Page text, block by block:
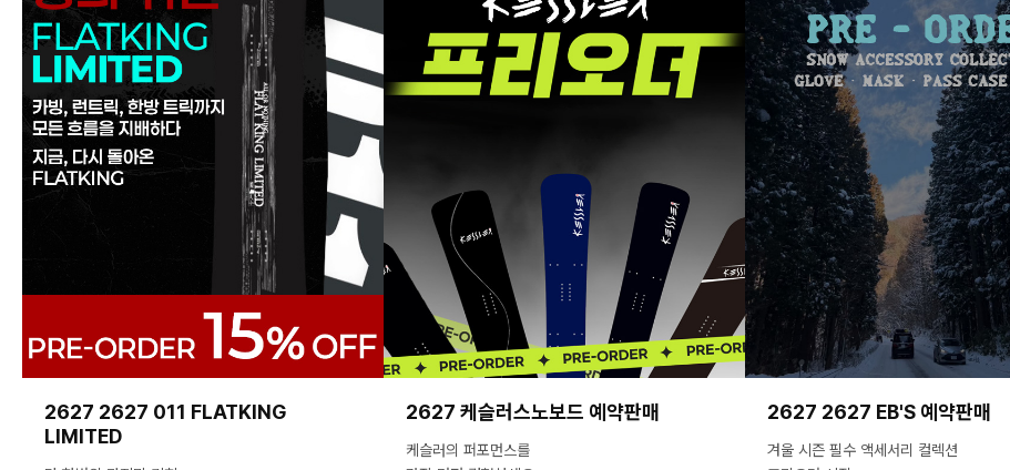
2627 2627 011 FLATKING
LIMITED
2627 케슬러스노보드 예약판매
케슬러의 퍼포먼스를
2627 2627 EB'S 예약판매
겨울 시즌 필수 액세서리 컬렉션